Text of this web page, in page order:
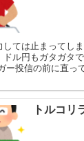
しては止まってし
ドル円もガタガタ
ー投信の前に直っ
トルコリ